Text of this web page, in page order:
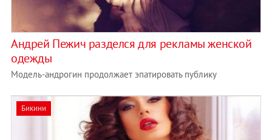
Андрей Пежич разделся для рекламы женской
одежды
Модель-андрогин продолжает эпатировать публику
Бикини